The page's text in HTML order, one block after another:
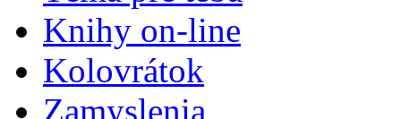
Knihy on-line
Kolovrátok
Zamyslenia